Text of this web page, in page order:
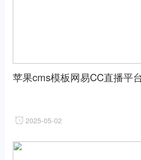
苹果cms模板网易CC直播平
2025-05-02